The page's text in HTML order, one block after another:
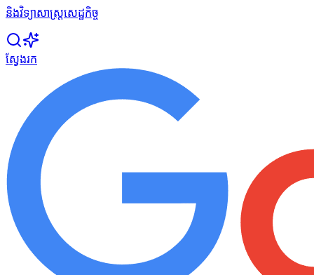
និងវិទ្យាសាស្ត្រសេដ្ឋកិច្ច
ស្វែងរក